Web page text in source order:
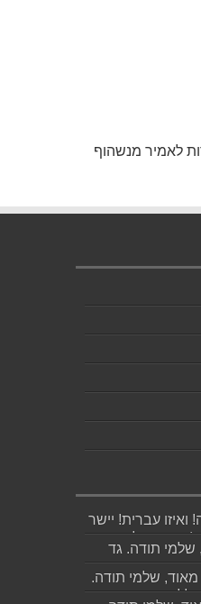
לאמיר מנשהוף
ואיזו עברית! יישר
:) שבת שלום...
שלמי תודה. גד
ביותר. אמסור...
מאוד, שלמי תודה.
לליבך. אמסו...